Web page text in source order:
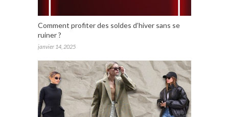
Comment profiter des soldes d’hiver sans se
ruiner ?
janvier 14, 2025